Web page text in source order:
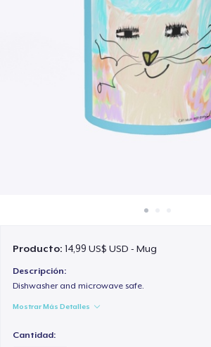
Venda en todas partes
Venda lo que sea
Producto:14,99 US$ USD - Mug
Descripción:
Dishwasher and microwave safe.
Mostrar Más Detalles
Cantidad: